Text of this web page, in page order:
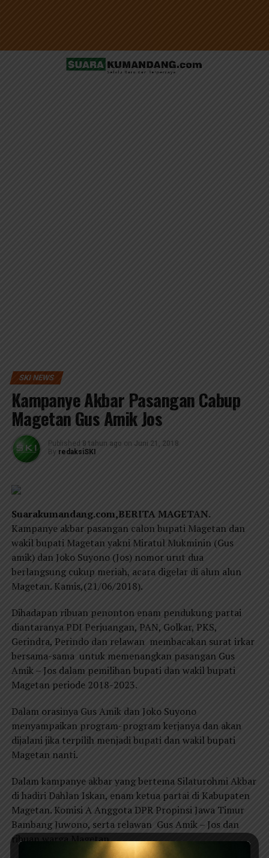
SKI NEWS
Kampanye Akbar Pasangan Cabup
Magetan Gus Amik Jos
Published 8 tahun ago on Juni 21, 2018
By redaksiSKI
Suarakumandang.com,BERITA MAGETAN.
Kampanye akbar pasangan calon bupati Magetan dan
wakil bupati Magetan yakni Miratul Mukminin (Gus
amik) dan Joko Suyono (Jos) nomor urut dua
berlangsung cukup meriah, acara digelar di alun alun
Magetan. Kamis,(21/06/2018).
Dihadapan ribuan penonton enam pendukung partai
diantaranya PDI Perjuangan, PAN, Golkar, PKS,
Gerindra, Perindo dan relawan membacakan surat irkar
bersama-sama untuk memenangkan pasangan Gus
Amik – Jos dalam pemilihan bupati dan wakil bupati
Magetan periode 2018-2023.
Dalam orasinya Gus Amik dan Joko Suyono
menyampaikan program-program kerjanya dan akan
dijalani jika terpilih menjadi bupati dan wakil bupati
Magetan nanti.
Dalam kampanye akbar yang bertema Silaturohmi Akbar
di hadiri Dahlan Iskan, enam ketua partai di Kabupaten
Magetan. Komisi A Anggota DPR Propinsi Jawa Timur
Bambang Juwono, serta relawan Gus Amik – Jos dan
ribuan warga Magetan.